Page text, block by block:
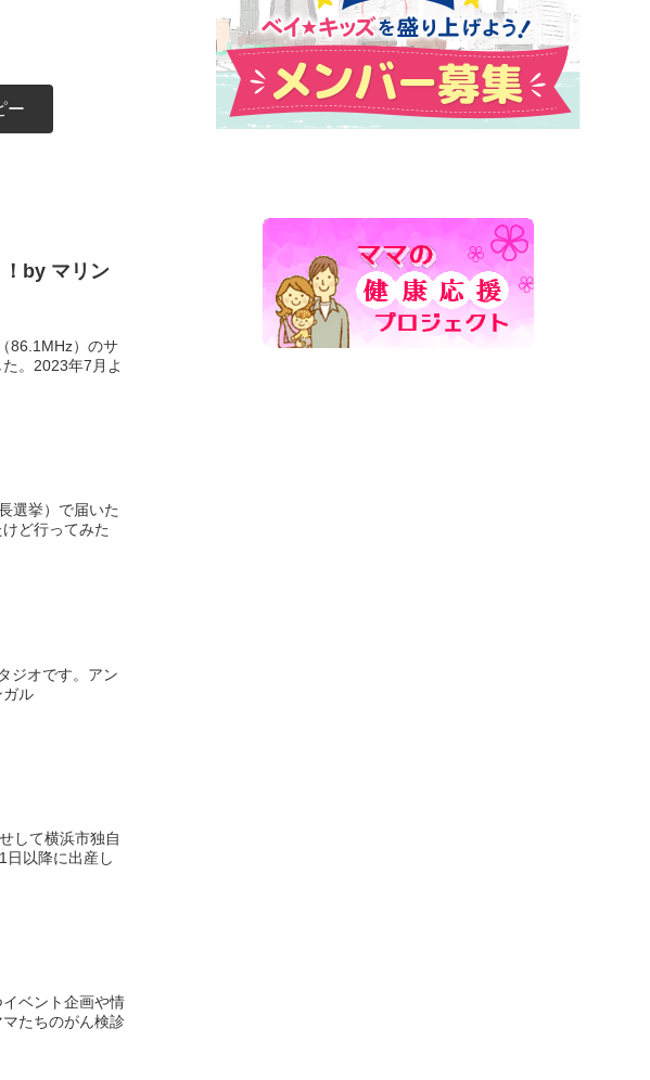
ー
by マリン
86.1MHz）のサ
。2023年7月よ
選挙）で届いた
ど行ってみた
ジオです。アン
ガル
して横浜市独自
日以降に出産し
ベント企画や情
たちのがん検診